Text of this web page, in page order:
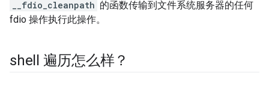
__fdio_cleanpath 的函数传输到文件系统服务器的任何
fdio 操作执行此操作。
shell 遍历怎么样？